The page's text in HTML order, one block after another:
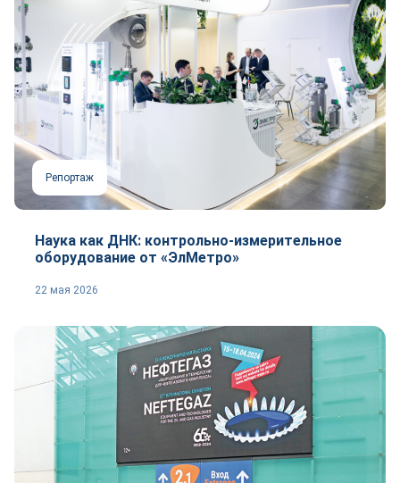
Репортаж
Наука как ДНК: контрольно-измерительное
оборудование от «ЭлМетро»
22 мая 2026